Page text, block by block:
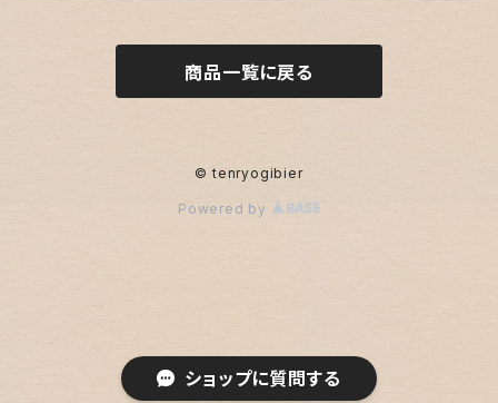
ショップに質問する
商品一覧に戻る
© tenryogibier
Powered by